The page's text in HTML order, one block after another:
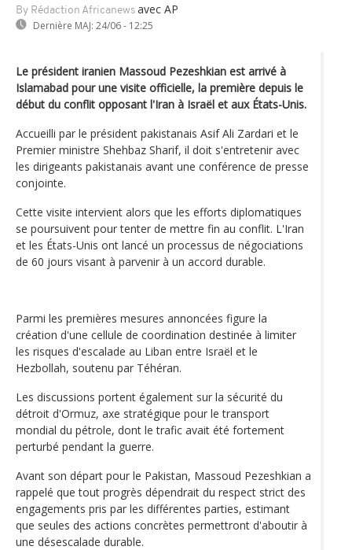
By Rédaction Africanews avec AP
Dernière MAJ: 24/06 - 12:25
Le président iranien Massoud Pezeshkian est arrivé à
Islamabad pour une visite officielle, la première depuis le
début du conflit opposant l'Iran à Israël et aux États-Unis.
Accueilli par le président pakistanais Asif Ali Zardari et le
Premier ministre Shehbaz Sharif, il doit s'entretenir avec
les dirigeants pakistanais avant une conférence de presse
conjointe.
Cette visite intervient alors que les efforts diplomatiques
se poursuivent pour tenter de mettre fin au conflit. L'Iran
et les États-Unis ont lancé un processus de négociations
de 60 jours visant à parvenir à un accord durable.
Parmi les premières mesures annoncées figure la
création d'une cellule de coordination destinée à limiter
les risques d'escalade au Liban entre Israël et le
Hezbollah, soutenu par Téhéran.
Les discussions portent également sur la sécurité du
détroit d'Ormuz, axe stratégique pour le transport
mondial du pétrole, dont le trafic avait été fortement
perturbé pendant la guerre.
Avant son départ pour le Pakistan, Massoud Pezeshkian a
rappelé que tout progrès dépendrait du respect strict des
engagements pris par les différentes parties, estimant
que seules des actions concrètes permettront d'aboutir à
une désescalade durable.